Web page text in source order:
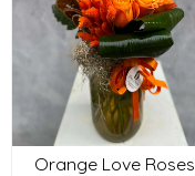
Orange Love Roses